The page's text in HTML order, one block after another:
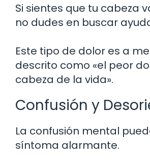
Si sientes que tu cabeza
no dudes en buscar
Este tipo de dolor es a
descrito como «el peor
cabeza de la vida».
Confusión y
La confusión mental
síntoma alarmante.